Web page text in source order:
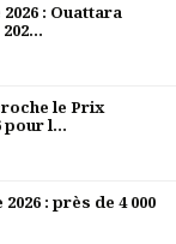
: Ouattara
le Prix
pour l...
: près de 4 000